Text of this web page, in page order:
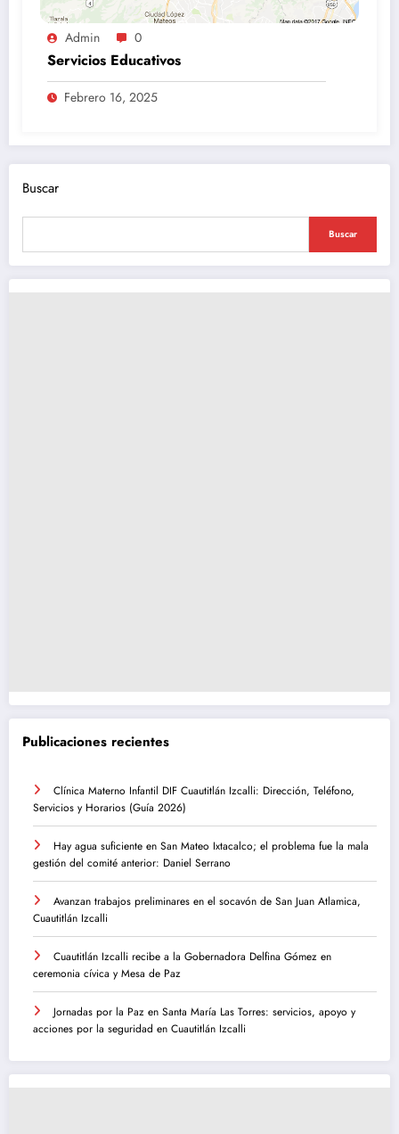
Admin 0
Servicios Educativos
Febrero 16, 2025
Buscar
Buscar
Publicaciones recientes
Clínica Materno Infantil DIF Cuautitlán Izcalli: Dirección, Teléfono,
Servicios y Horarios (Guía 2026)
Hay agua suficiente en San Mateo Ixtacalco; el problema fue la mala
gestión del comité anterior: Daniel Serrano
Avanzan trabajos preliminares en el socavón de San Juan Atlamica,
Cuautitlán Izcalli
Cuautitlán Izcalli recibe a la Gobernadora Delfina Gómez en
ceremonia cívica y Mesa de Paz
Jornadas por la Paz en Santa María Las Torres: servicios, apoyo y
acciones por la seguridad en Cuautitlán Izcalli